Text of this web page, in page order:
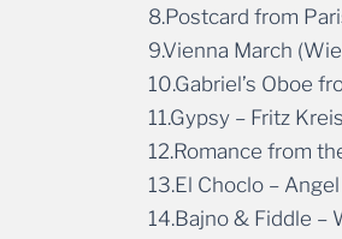
8.Postcard from
9.Vienna March
10.Gabriel’s Oboe
11.Gypsy – Fritz
12.Romance from
13.El Choclo –
14.Bajno & Fiddle –